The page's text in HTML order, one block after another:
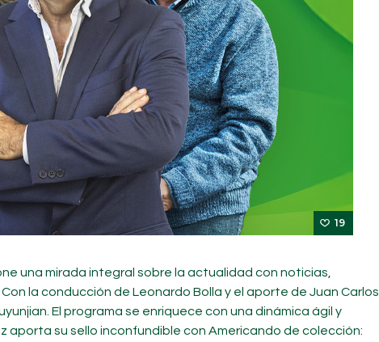
19
una mirada integral sobre la actualidad con noticias,
la conducción de Leonardo Bolla y el aporte de Juan Carlos
El programa se enriquece con una dinámica ágil y
aporta su sello inconfundible con Americando de colección: